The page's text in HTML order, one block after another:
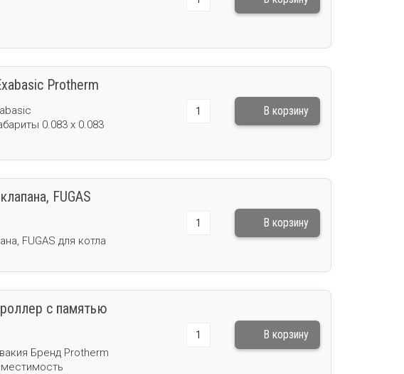
Protherm
0.083 x 0.083
FUGAS
FUGAS для котла
с памятью
Бренд Protherm